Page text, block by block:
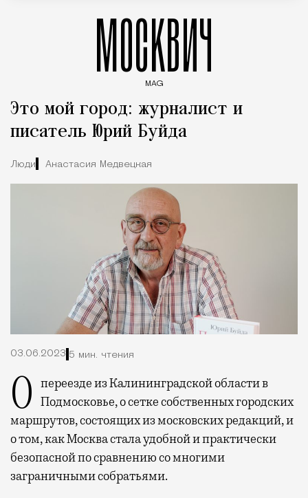
МОСКВИЧ
MAG
Это мой город: журналист и
писатель Юрий Буйда
Люди Анастасия Медвецкая
03.06.2023 5 мин. чтения
О переезде из Калининградской области в Подмосковье, о сетке собственных городских
маршрутов, состоящих из московских редакций, и
о том, как Москва стала удобной и практически
безопасной по сравнению со многими
заграничными собратьями.